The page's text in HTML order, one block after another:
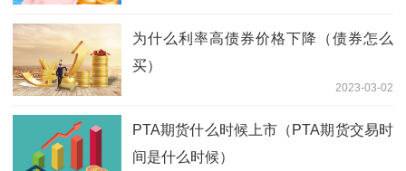
为什么利率高债券价格下降（债券怎么
买）
2023-03-02
PTA期货什么时候上市（PTA期货交易时
间是什么时候）